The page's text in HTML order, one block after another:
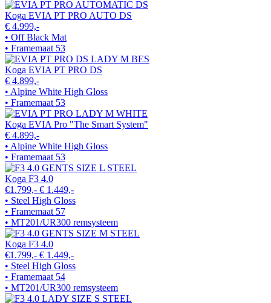
Koga EVIA PT PRO AUTO DS
€ 4.999,-
• Off Black Mat
• Framemaat 53
Koga EVIA PT PRO DS
€ 4.899,-
• Alpine White High Gloss
• Framemaat 53
Koga EVIA Pro "The Smart System"
€ 4.899,-
• Alpine White High Gloss
• Framemaat 53
Koga F3 4.0
€1.799,- € 1.449,-
• Steel High Gloss
• Framemaat 57
• MT201/UR300 remsysteem
Koga F3 4.0
€1.799,- € 1.449,-
• Steel High Gloss
• Framemaat 54
• MT201/UR300 remsysteem